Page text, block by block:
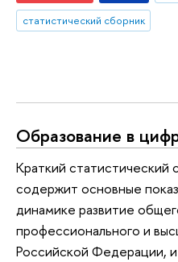
статистический сборник
Образование в
Краткий
содержит основные
динамике развитие
профессионального и
Российской Федерации,